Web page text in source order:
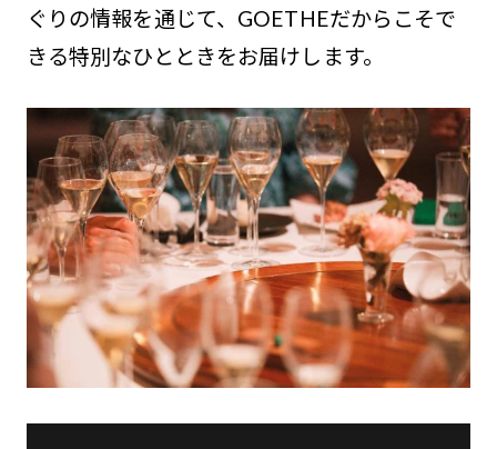
ぐりの情報を通じて、GOETHEだからこそで
きる特別なひとときをお届けします。